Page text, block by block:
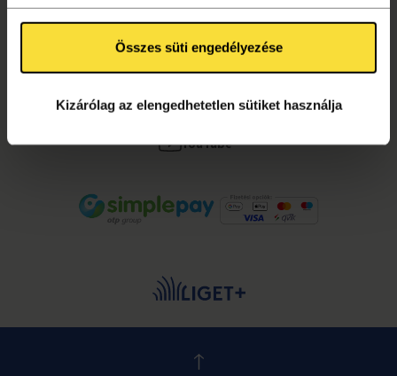
Összes süti engedélyezése
Kizárólag az elengedhetetlen sütiket használja
KÖVESS MINKET!
YouTube